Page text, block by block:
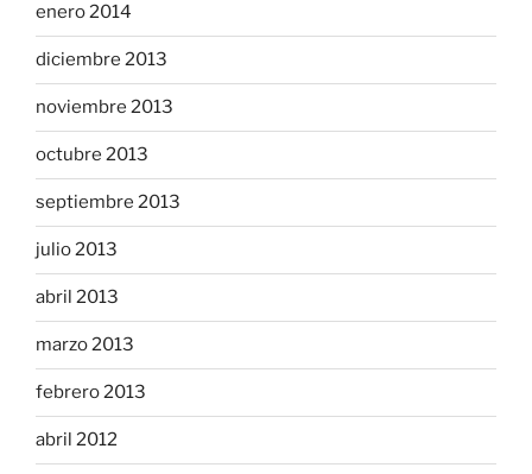
enero 2014
diciembre 2013
noviembre 2013
octubre 2013
septiembre 2013
julio 2013
abril 2013
marzo 2013
febrero 2013
abril 2012